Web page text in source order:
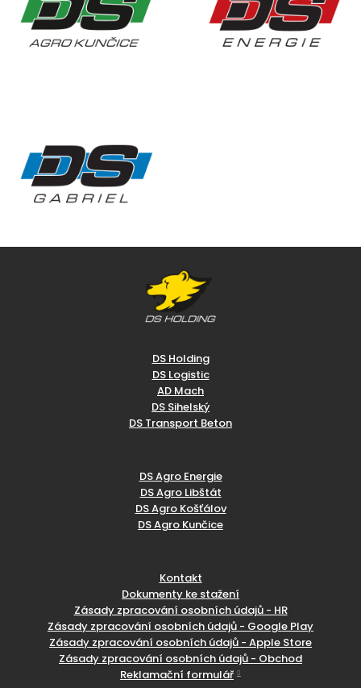
DS Holding
DS Logistic
AD Mach
DS Sihelský
DS Transport Beton
DS Agro Energie
DS Agro Libštát
DS Agro Košťálov
DS Agro Kunčice
Kontakt
Dokumenty ke stažení
Zásady zpracování osobních údajů - HR
Zásady zpracování osobních údajů - Google Play
Zásady zpracování osobních údajů - Apple Store
Zásady zpracování osobních údajů - Obchod
Reklamační formulář